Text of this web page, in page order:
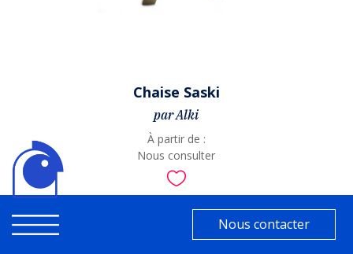
Nous contacter
Chaise Saski
par Alki
À partir de :
Nous consulter
